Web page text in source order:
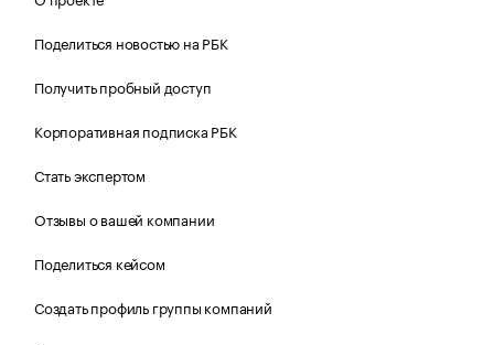
Поделиться новостью на РБК
Получить пробный доступ
Корпоративная подписка РБК
Стать экспертом
Отзывы о вашей компании
Поделиться кейсом
Создать профиль группы компаний